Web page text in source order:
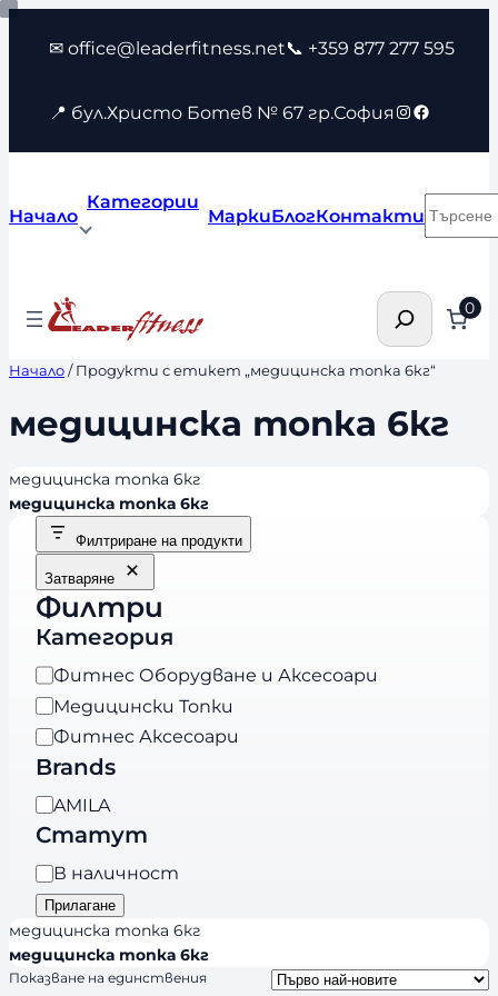
Към
съдържанието
✉ office@leaderfitness.net📞 +359 877 277 595
📍 бул.Христо Ботев № 67 гр.София Instagram
Facebook
Начало
Категории
МаркиБлогКонтакти
Търсене 0
Начало/ Продукти с етикет „медицинска топка 6кг“
медицинска топка 6кг
медицинска топка 6кг
медицинска топка 6кг
Филтриране на продукти
Затваряне
Филтри
Категория
К
а
т
е
о
р
и
я
Фитнес Оборудване и Аксесоари
Медицински Топки
Фитнес Аксесоари
Brands
B
r
n
d
s
AMILA
Статут
Н
а
л
и
ч
В наличност
Прилагане
медицинска топка 6кг
медицинска топка 6кг
Показване на единствения